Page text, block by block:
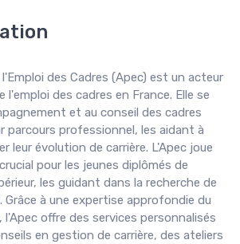
des Cadres (Apec) est un acteur
l'emploi des cadres en France. Elle se
et au conseil des cadres
parcours professionnel, les aidant à
leur évolution de carrière. L'Apec joue
pour les jeunes diplômés de
les guidant dans la recherche de
Grâce à une expertise approfondie du
l'Apec offre des services personnalisés
en gestion de carrière, des ateliers